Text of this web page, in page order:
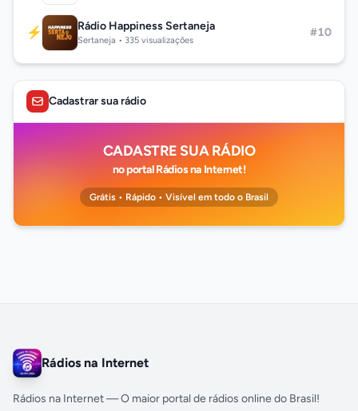
⚡ Rádio Happiness Sertaneja
Sertaneja • 335 visualizações
#10
Cadastrar sua rádio
CADASTRE SUA RÁDIO
no portal Rádios na Internet!
Grátis • Rápido • Visível em todo o Brasil
Rádios na Internet
Rádios na Internet — O maior portal de rádios online do Brasil!